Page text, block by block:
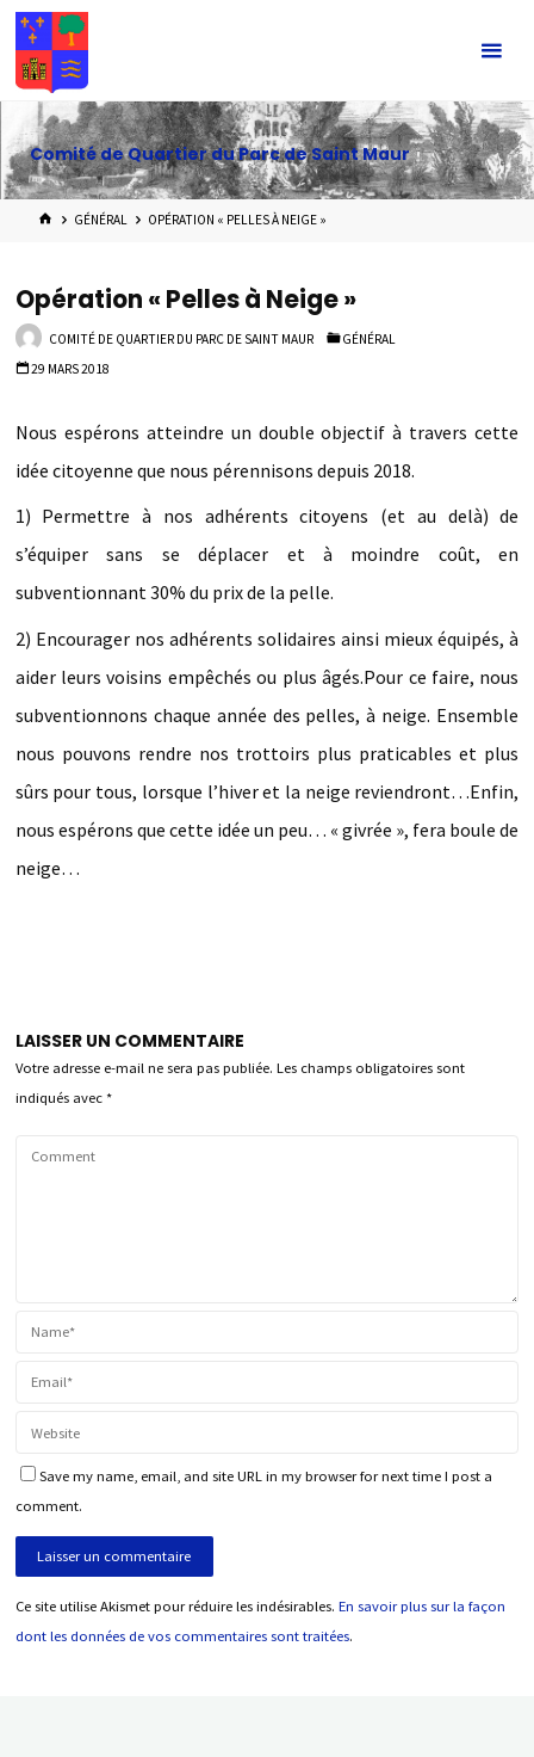
Skip
content
Comité de Quartier du Parc de Saint Maur
HOMEGÉNÉRAL OPÉRATION « PELLES À NEIGE »
Opération « Pelles à Neige »
COMITÉ DE QUARTIER DU PARC DE SAINT MAUR
GÉNÉRAL
29 MARS 2018
Nous espérons atteindre un double objectif à travers cette
idée citoyenne que nous pérennisons depuis 2018.
1) Permettre à nos adhérents citoyens (et au delà) de
s’équiper sans se déplacer et à moindre coût, en
subventionnant 30% du prix de la pelle.
2) Encourager nos adhérents solidaires ainsi mieux équipés, à
aider leurs voisins empêchés ou plus âgés.Pour ce faire, nous
subventionnons chaque année des pelles, à neige. Ensemble
nous pouvons rendre nos trottoirs plus praticables et plus
sûrs pour tous, lorsque l’hiver et la neige reviendront…Enfin,
nous espérons que cette idée un peu… « givrée », fera boule de
neige…
LAISSER UN COMMENTAIRE
Votre adresse e-mail ne sera pas publiée. Les champs obligatoires sont
indiqués avec *
Save my name, email, and site URL in my browser for next time I post a
comment.
Ce site utilise Akismet pour réduire les indésirables. En savoir plus sur la façon
dont les données de vos commentaires sont traitées.